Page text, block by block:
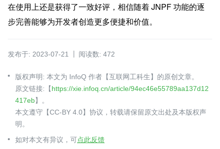
在使用上还是获得了一致好评，相信随着 JNPF 功能的逐
步完善能够为开发者创造更多便捷和价值。
发布于: 2023-07-21 阅读数: 472
版权声明: 本文为 InfoQ 作者【互联网工科生】的原创文章。
原文链接:【https://xie.infoq.cn/article/94ec46e55789aa137d12
417eb】。
本文遵守【CC-BY 4.0】协议，转载请保留原文出处及本版权声
明。
如对本文有异议，可点此反馈